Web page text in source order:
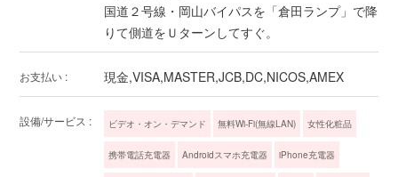
国道２号線・岡山バイパスを「倉田ランプ」で降
りて側道をＵターンしてすぐ。
お支払い : 現金,VISA,MASTER,JCB,DC,NICOS,AMEX
設備/サービス : ビデオ・オン・デマンド 無料Wi-Fi(無線LAN) 女性化粧品
携帯電話充電器 Androidスマホ充電器 iPhone充電器